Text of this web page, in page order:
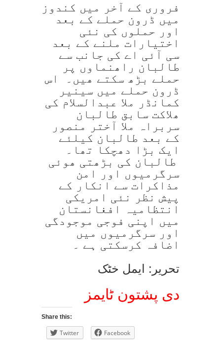
فروری کے آخر میں کندوز
میں ڈرون حملے کے بعد
اور حملوں کی نئی
اختیارات ملنے کے بعد
سی آئی اے کی جانب سے
طالبان راھنماوں پر
حملے بڑھ سکتے ھیں۔ اس
ڈرون حملے میں سینیر
کمانڈر ملا عبدالسلام کی
ھلاکت سابق طالبان
سربراہ ملا آختر منصور
کے بعد طالبان کیلئے
ایک بڑا دھچکا تھا۔
طالبان کی بڑھتی ھوئی
سرگرمیوں اور امن
مذاکرات سے انکار کے
پیش نظر نئی امریکی
انتظامیہ افغانستان
میں اپنی فوجی موجودگی
اور سرگرمیوں میں
اضافہ کرسکتی ہے ۔
تحریر: ایمل خٹک
دی پشتون ٹایمز
Share this:
Twitter Facebook